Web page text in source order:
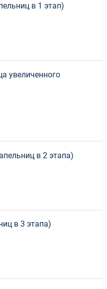
в 1 этап)
увеличенного
в 2 этапа)
в 3 этапа)